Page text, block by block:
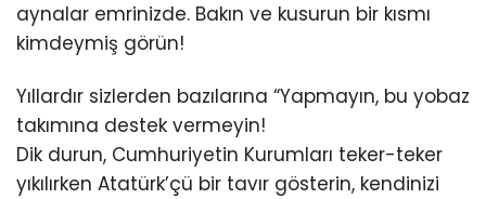
aynalar emrinizde. Bakın ve kusurun bir kısmı
kimdeymiş görün!
Yıllardır sizlerden bazılarına “Yapmayın, bu yobaz
takımına destek vermeyin!
Dik durun, Cumhuriyetin Kurumları teker-teker
yıkılırken Atatürk’çü bir tavır gösterin, kendinizi